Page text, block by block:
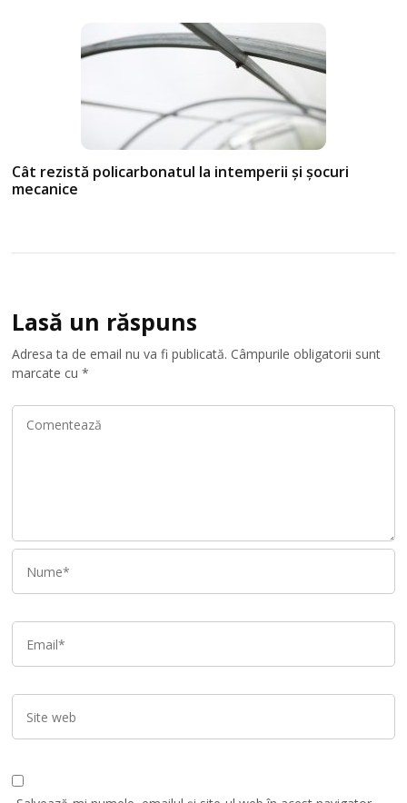
Cât rezistă policarbonatul la intemperii și șocuri
mecanice
Lasă un răspuns
Adresa ta de email nu va fi publicată. Câmpurile obligatorii sunt
marcate cu*